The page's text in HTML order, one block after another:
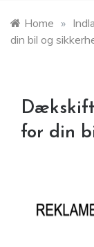
Home »
din bil og
for din